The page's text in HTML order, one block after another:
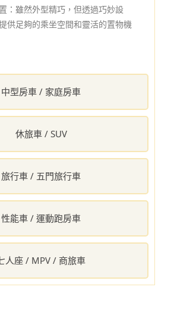
中型房車 / 家庭房車
休旅車 / SUV
旅行車 / 五門旅行車
性能車 / 運動跑房車
人座 / MPV / 商旅車
：雖然外型精巧，但透過巧妙設
供足夠的乘坐空間和靈活的置物機